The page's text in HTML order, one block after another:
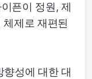
픈이 정원, 제
제로 재편된
향성에 대한 대